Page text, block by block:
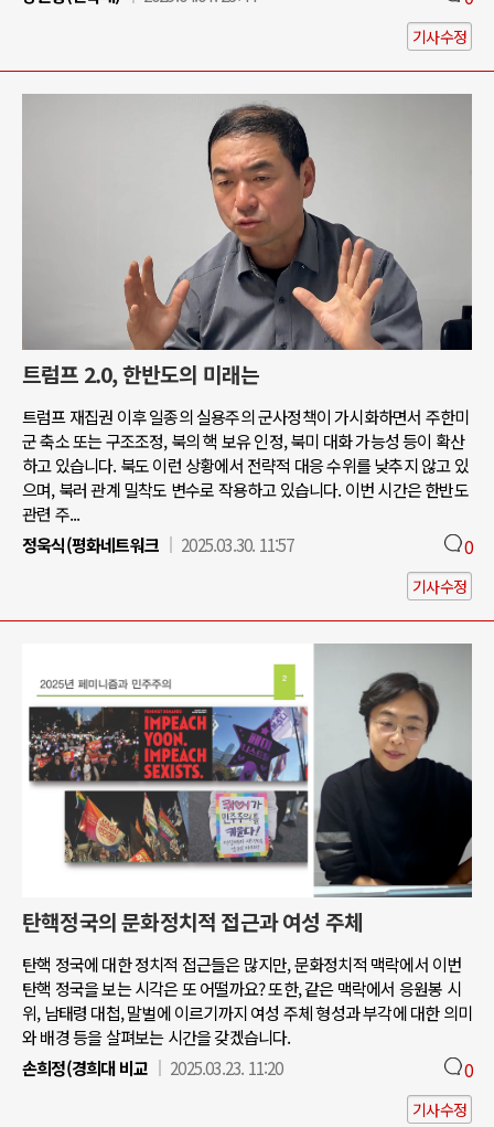
기사수정
트럼프 2.0, 한반도의 미래는
트럼프 재집권 이후 일종의 실용주의 군사정책이 가시화하면서 주한미
군 축소 또는 구조조정, 북의 핵 보유 인정, 북미 대화 가능성 등이 확산
하고 있습니다. 북도 이런 상황에서 전략적 대응 수위를 낮추지 않고 있
으며, 북러 관계 밀착도 변수로 작용하고 있습니다. 이번 시간은 한반도
관련 주...
정욱식(평화네트워크
2025.03.30. 11:57 0
기사수정
탄핵정국의 문화정치적 접근과 여성 주체
탄핵 정국에 대한 정치적 접근들은 많지만, 문화정치적 맥락에서 이번
탄핵 정국을 보는 시각은 또 어떨까요? 또한, 같은 맥락에서 응원봉 시
위, 남태령 대첩, 말벌에 이르기까지 여성 주체 형성과 부각에 대한 의미
와 배경 등을 살펴보는 시간을 갖겠습니다.
손희정(경희대 비교
2025.03.23. 11:20 0
기사수정